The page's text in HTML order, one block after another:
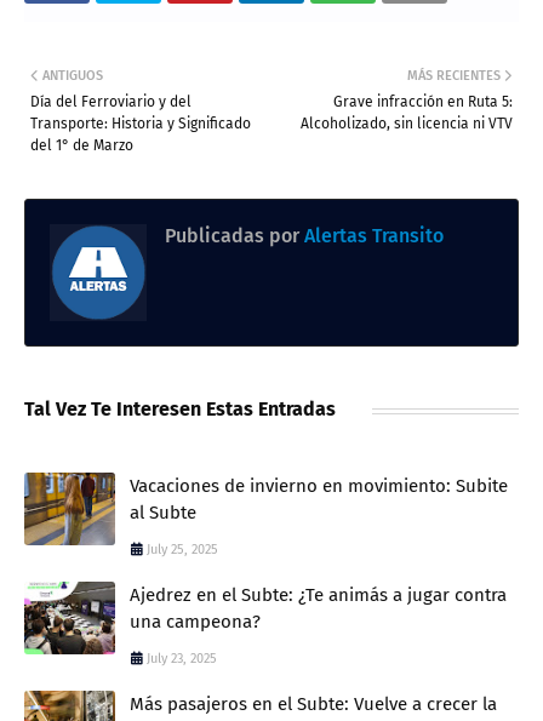
MÁS RECIENTES
Grave infracción en Ruta 5:
Alcoholizado, sin licencia ni VTV
ANTIGUOS
Día del Ferroviario y del
Transporte: Historia y Significado
del 1° de Marzo
Publicadas por Alertas Transito
Tal Vez Te Interesen Estas Entradas
Vacaciones de invierno en movimiento: Subite
al Subte
July 25, 2025
Ajedrez en el Subte: ¿Te animás a jugar contra
una campeona?
July 23, 2025
Más pasajeros en el Subte: Vuelve a crecer la